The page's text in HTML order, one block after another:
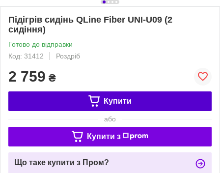
Підігрів сидінь QLine Fiber UNI-U09 (2
сидіння)
Готово до відправки
Код: 31412
Роздріб
2 759 ₴
Купити
або
Купити з
Що таке купити з Пром?